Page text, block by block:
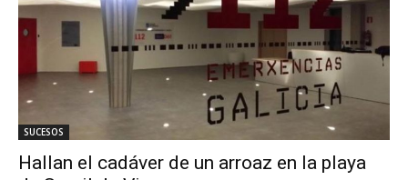
SUCESOS
Hallan el cadáver de un arroaz en la playa